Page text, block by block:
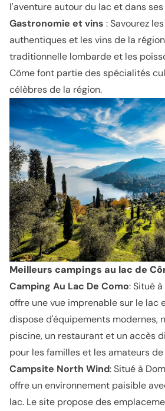
l'aventure autour du lac et dans ses
Gastronomie et vins : Savourez
authentiques et les vins de la
traditionnelle lombarde et les
Côme font partie des spécialités
célèbres de la région.
Meilleurs campings au lac de
Camping Au Lac De Como: Situé
offre une vue imprenable sur le lac
dispose d'équipements modernes,
piscine, un restaurant et un accès
pour les familles et les amateurs
Campsite North Wind: Situé à
offre un environnement paisible
lac. Le site propose des